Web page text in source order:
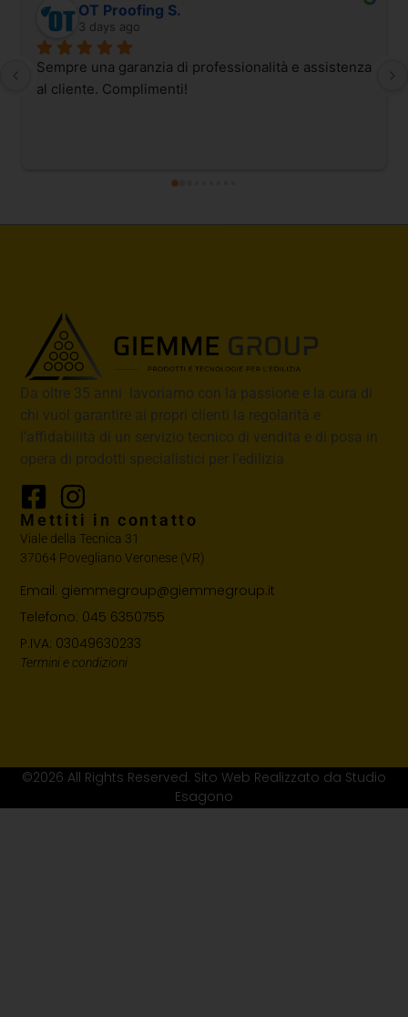
OT Proofing S.
3 days ago
Sempre una garanzia di professionalità e assistenza
al cliente. Complimenti!
Da oltre 35 anni lavoriamo con la passione e la cura di
chi vuol garantire ai propri clienti la regolarità e
l’affidabilità di un servizio tecnico di vendita e di posa in
opera di prodotti specialistici per l’edilizia
Mettiti in contatto
Viale della Tecnica 31
37064 Povegliano Veronese (VR)
Email: giemmegroup@giemmegroup.it
Telefono: 045 6350755
P.IVA: 03049630233
Termini e condizioni
©2026 All Rights Reserved. Sito Web Realizzato da Studio
Esagono